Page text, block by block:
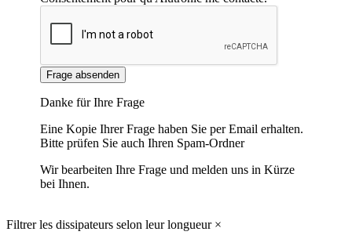
Frage absenden
Danke für Ihre Frage
Eine Kopie Ihrer Frage haben Sie per Email erhalten.
Bitte prüfen Sie auch Ihren Spam-Ordner
Wir bearbeiten Ihre Frage und melden uns in Kürze
bei Ihnen.
Filtrer les dissipateurs selon leur longueur ×